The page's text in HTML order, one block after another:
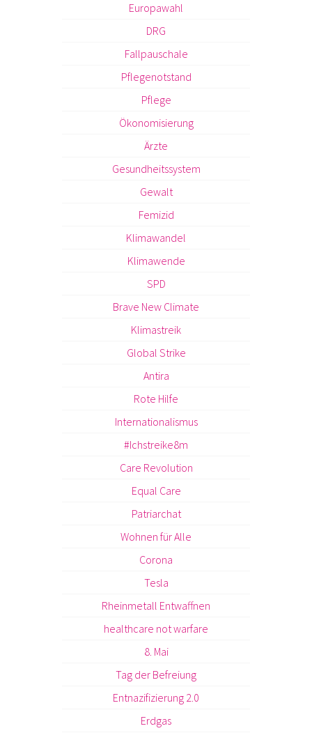
Europawahl
DRG
Fallpauschale
Pflegenotstand
Pflege
Ökonomisierung
Ärzte
Gesundheitssystem
Gewalt
Femizid
Klimawandel
Klimawende
SPD
Brave New Climate
Klimastreik
Global Strike
Antira
Rote Hilfe
Internationalismus
#Ichstreike8m
Care Revolution
Equal Care
Patriarchat
Wohnen für Alle
Corona
Tesla
Rheinmetall Entwaffnen
healthcare not warfare
8. Mai
Tag der Befreiung
Entnazifizierung 2.0
Erdgas